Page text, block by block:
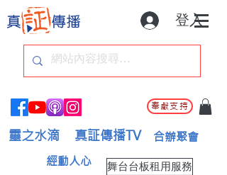
登入
奉獻支持
靈之水滴 真証傳播TV 合辦聚會
舞台台板租用服務
經動人心